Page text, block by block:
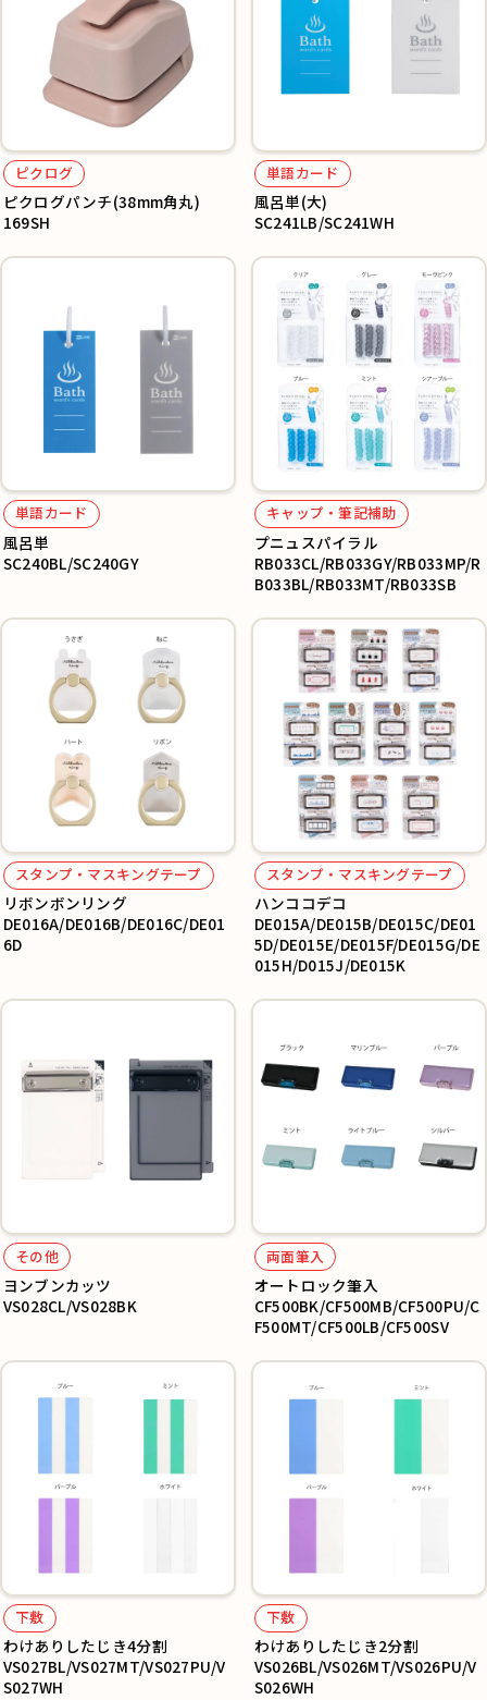
ピクログ
ピクログパンチ(38mm角丸)
169SH
単語カード
風呂単(大)
SC241LB/SC241WH
単語カード
風呂単
SC240BL/SC240GY
キャップ・筆記補助
プニュスパイラル
RB033CL/RB033GY/RB033MP/R
B033BL/RB033MT/RB033SB
スタンプ・マスキングテープ
リボンボンリング
DE016A/DE016B/DE016C/DE01
6D
スタンプ・マスキングテープ
ハンココデコ
DE015A/DE015B/DE015C/DE01
5D/DE015E/DE015F/DE015G/DE
015H/D015J/DE015K
その他
ヨンブンカッツ
VS028CL/VS028BK
両面筆入
オートロック筆入
CF500BK/CF500MB/CF500PU/C
F500MT/CF500LB/CF500SV
下敷
わけありしたじき4分割
VS027BL/VS027MT/VS027PU/V
S027WH
下敷
わけありしたじき2分割
VS026BL/VS026MT/VS026PU/V
S026WH